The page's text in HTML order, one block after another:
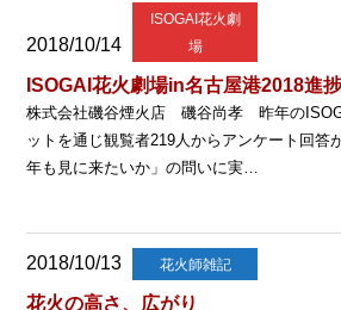
2018/10/14
ISOGAI花火劇
場
ISOGAI花火劇場in名古屋港2018進
株式会社磯谷煙火店 磯谷尚孝 昨年の
ットを通じ観覧者219人からアンケート回答
年も見に来たいか」の問いに実…
2018/10/13 花火師雑記
花火の高さ、広がり